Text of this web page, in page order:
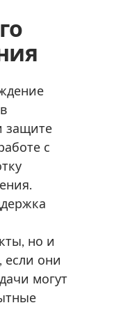
защите
с
но и
если они
могут